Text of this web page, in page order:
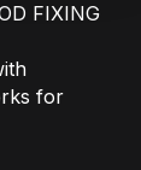
FIXING
for